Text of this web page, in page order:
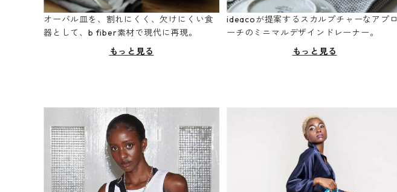
オーバル皿を、割れにくく、欠けにくい食
器として、b fiber素材で現代に再現。
もっと見る
ideacoが提案するスカルプチャーなアプロ
ーチのミニマルデザインドレーナー。
もっと見る